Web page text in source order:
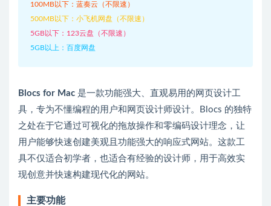
100MB以下：蓝奏云（不限速）
500MB以下：小飞机网盘（不限速）
5GB以下：123云盘（不限速）
5GB以上：百度网盘
Blocs for Mac 是一款功能强大、直观易用的网页设计工
具，专为不懂编程的用户和网页设计师设计。Blocs 的独特
之处在于它通过可视化的拖放操作和零编码设计理念，让
用户能够快速创建美观且功能强大的响应式网站。这款工
具不仅适合初学者，也适合有经验的设计师，用于高效实
现创意并快速构建现代化的网站。
主要功能